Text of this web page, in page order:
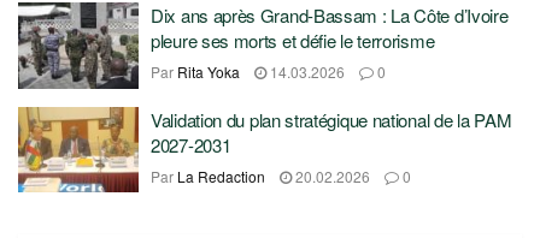
Dix ans après Grand-Bassam : La Côte d’Ivoire
pleure ses morts et défie le terrorisme
Par Rita Yoka 14.03.2026 0
Validation du plan stratégique national de la PAM
2027-2031
Par La Redaction 20.02.2026 0